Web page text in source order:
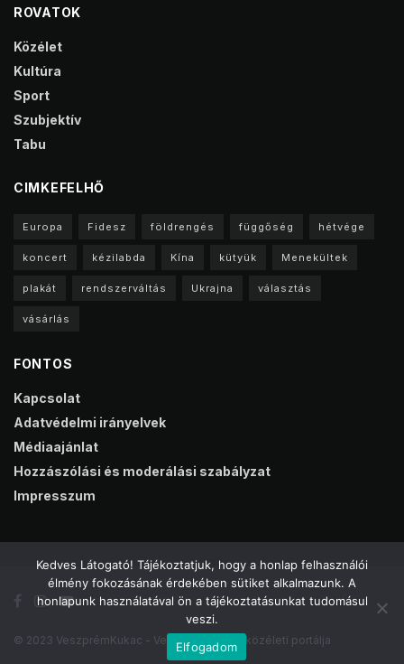
ROVATOK
Közélet
Kultúra
Sport
Szubjektív
Tabu
CIMKEFELHŐ
Europa Fidesz földrengés függőség hétvége
koncert kézilabda Kína kütyük Menekültek
plakát rendszerváltás Ukrajna választás
vásárlás
FONTOS
Kapcsolat
Adatvédelmi irányelvek
Médiaajánlat
Hozzászólási és moderálási szabályzat
Impresszum
© 2023 VeszprémKukac - Veszprém online közéleti portálja
Kedves Látogató! Tájékoztatjuk, hogy a honlap felhasználói
élmény fokozásának érdekében sütiket alkalmazunk. A
honlapunk használatával ön a tájékoztatásunkat tudomásul
veszi.
Elfogadom